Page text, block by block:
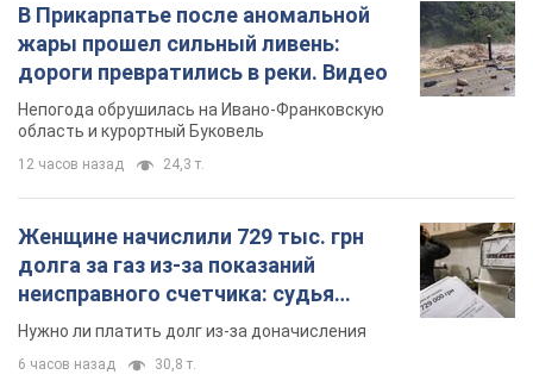
В Прикарпатье после аномальной
жары прошел сильный ливень:
дороги превратились в реки. Видео
Непогода обрушилась на Ивано-Франковскую
область и курортный Буковель
12 часов назад 24,3 т.
Женщине начислили 729 тыс. грн
долга за газ из-за показаний
неисправного счетчика: судья
вынес неожиданное решение
Нужно ли платить долг из-за доначисления
6 часов назад 30,8 т.